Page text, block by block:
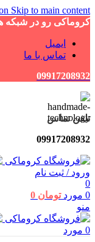
Skip to main content
کروماکی رو در شبکه
ایمیل
تماس با ما
09917208932
تلفن تماس
09917208932
ورود / ثبت نام
0
0 مورد تومان
منو
0 مورد